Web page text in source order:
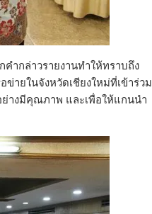
ำกล่าวรายงานทำให้ทราบถึง
ายในจังหวัดเชียงใหม่ที่เข้าร่วม
างมีคุณภาพ และเพื่อให้แกนนำ